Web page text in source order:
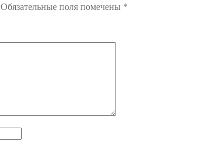
Обязательные поля помечены *